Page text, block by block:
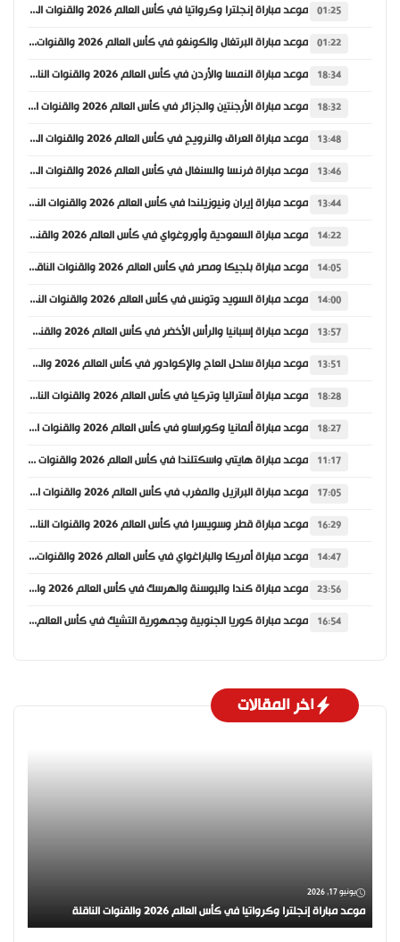
01:25 موعد مباراة إنجلترا وكرواتيا في كأس العالم 2026 والقنوات الناقلة
01:22 موعد مباراة البرتغال والكونغو في كأس العالم 2026 والقنوات الناقلة
18:34 موعد مباراة النمسا والأردن في كأس العالم 2026 والقنوات الناقلة
18:32 موعد مباراة الأرجنتين والجزائر في كأس العالم 2026 والقنوات الناقلة
13:48 موعد مباراة العراق والنرويج في كأس العالم 2026 والقنوات الناقلة
13:46 موعد مباراة فرنسا والسنغال في كأس العالم 2026 والقنوات الناقلة
13:44 موعد مباراة إيران ونيوزيلندا في كأس العالم 2026 والقنوات الناقلة
14:22 موعد مباراة السعودية وأوروغواي في كأس العالم 2026 والقنوات الناقلة
14:05 موعد مباراة بلجيكا ومصر في كأس العالم 2026 والقنوات الناقلة
14:00 موعد مباراة السويد وتونس في كأس العالم 2026 والقنوات الناقلة
13:57 موعد مباراة إسبانيا والرأس الأخضر في كأس العالم 2026 والقنوات الناقلة
13:51 موعد مباراة ساحل العاج والإكوادور في كأس العالم 2026 والقنوات الناقلة
18:28 موعد مباراة أستراليا وتركيا في كأس العالم 2026 والقنوات الناقلة
18:27 موعد مباراة ألمانيا وكوراساو في كأس العالم 2026 والقنوات الناقلة
11:17 موعد مباراة هايتي واسكتلندا في كأس العالم 2026 والقنوات الناقلة
17:05 موعد مباراة البرازيل والمغرب في كأس العالم 2026 والقنوات الناقلة
16:29 موعد مباراة قطر وسويسرا في كأس العالم 2026 والقنوات الناقلة
14:47 موعد مباراة أمريكا والباراغواي في كأس العالم 2026 والقنوات الناقلة
23:56 موعد مباراة كندا والبوسنة والهرسك في كأس العالم 2026 والقنوات الناقلة
16:54 موعد مباراة كوريا الجنوبية وجمهورية التشيك في كأس العالم 2026 والقنوات الناقلة
اخر المقالات
يونيو 17, 2026
موعد مباراة إنجلترا وكرواتيا في كأس العالم 2026 والقنوات الناقلة